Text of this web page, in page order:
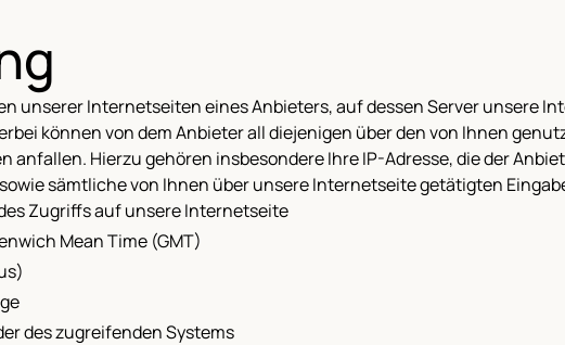
unserer Internetseiten eines Anbieters, auf dessen Server unsere
können von dem Anbieter all diejenigen über den von Ihnen
anfallen. Hierzu gehören insbesondere Ihre IP-Adresse, die der
sämtliche von Ihnen über unsere Internetseite getätigten
Zugriffs auf unsere Internetseite
Mean Time (GMT)
des zugreifenden Systems